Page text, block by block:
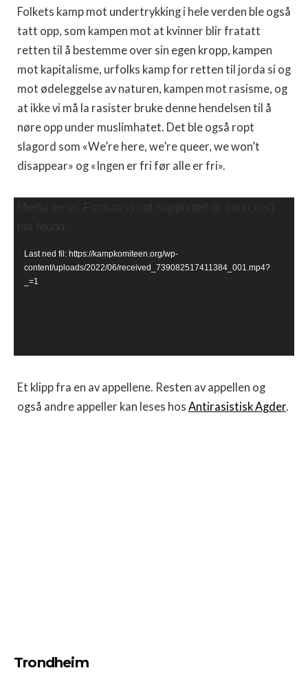
Folkets kamp mot undertrykking i hele verden ble også
tatt opp, som kampen mot at kvinner blir fratatt
retten til å bestemme over sin egen kropp, kampen
mot kapitalisme, urfolks kamp for retten til jorda si og
mot ødeleggelse av naturen, kampen mot rasisme, og
at ikke vi må la rasister bruke denne hendelsen til å
nøre opp under muslimhatet. Det ble også ropt
slagord som «We’re here, we’re queer, we won’t
disappear» og «Ingen er fri før alle er fri».
Last ned fil: https://kampkomiteen.org/wp-
content/uploads/2022/06/received_739082517411384_001.mp4?
_=1
Et klipp fra en av appellene. Resten av appellen og
også andre appeller kan leses hos Antirasistisk Agder.
Trondheim